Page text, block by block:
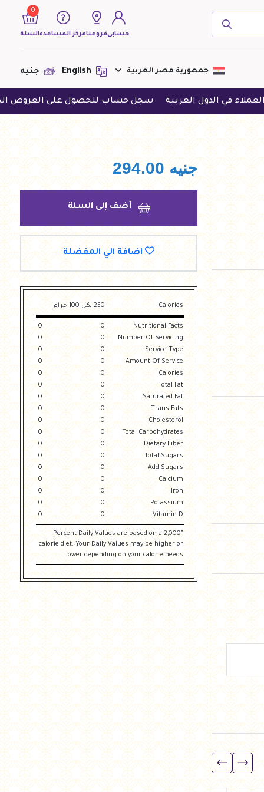
حسابىفروعنامركز المساعدة
0
السلة
لا يوجد منتجات لعرضها فى الوقت
الحالى
جمهورية مصر العربية جنيه
العربية سجل حساب للحصول على العروض الحصرية
جنيه 294.00
أضف إلى السلة
اضافة الي المفضلة
Calories 250 لكل 100 جرام
Nutritional Facts
0
0
Number Of Servicing
0
0
Service Type
0
0
Amount Of Service
0
0
Calories
0
0
Total Fat
0
0
Saturated Fat
0
0
Trans Fats
0
0
Cholesterol
0
0
Total Carbohydrates
0
0
Dietary Fiber
0
0
Total Sugars
0
0
Add Sugars
0
0
Calcium
0
0
Iron
0
0
Potassium
0
0
Vitamin D
0
0
"Percent Daily Values are based on a 2,000
calorie diet. Your Daily Values may be higher or
lower depending on your calorie needs